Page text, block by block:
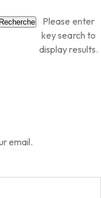
Recherche
Please enter
key search to
display results.
email.